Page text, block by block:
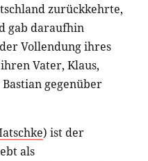
zurückkehrte,
gab daraufhin
Vollendung ihres
Vater, Klaus,
gegenüber
) ist der
als